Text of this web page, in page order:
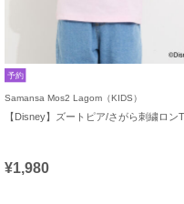
予約
Samansa Mos2 Lagom（KIDS）
【Disney】ズートピア/さがら刺繍ロンT
¥1,980